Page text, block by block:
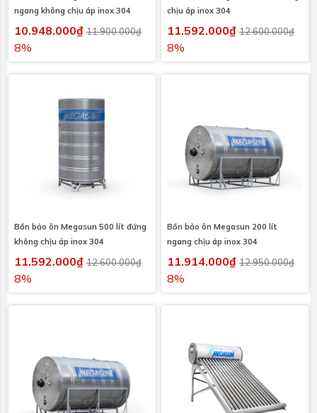
ngang không chịu áp inox 304
10.948.000₫ 11.900.000₫
8%
chịu áp inox 304
11.592.000₫ 12.600.000₫
8%
Bồn bảo ôn Megasun 500 lít đứng
không chịu áp inox 304
11.592.000₫ 12.600.000₫
8%
Bồn bảo ôn Megasun 200 lít
ngang chịu áp inox 304
11.914.000₫ 12.950.000₫
8%